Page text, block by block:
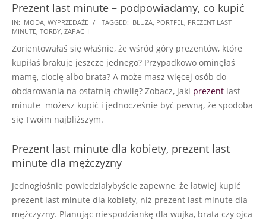
Prezent last minute – podpowiadamy, co kupić
2017-
12-
20
IN: MODA, WYPRZEDAŻE TAGGED: BLUZA, PORTFEL, PREZENT LAST
MINUTE, TORBY, ZAPACH
Zorientowałaś się właśnie, że wśród góry prezentów, które
kupiłaś brakuje jeszcze jednego? Przypadkowo ominęłaś
mamę, ciocię albo brata? A może masz więcej osób do
obdarowania na ostatnią chwilę? Zobacz, jaki prezent last
minute możesz kupić i jednocześnie być pewną, że spodoba
się Twoim najbliższym.
Prezent last minute dla kobiety, prezent last
minute dla mężczyzny
Jednogłośnie powiedziałybyście zapewne, że łatwiej kupić
prezent last minute dla kobiety, niż prezent last minute dla
mężczyzny. Planując niespodziankę dla wujka, brata czy ojca